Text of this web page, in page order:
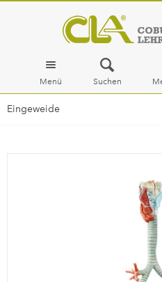
Menü Suchen
Eingeweide